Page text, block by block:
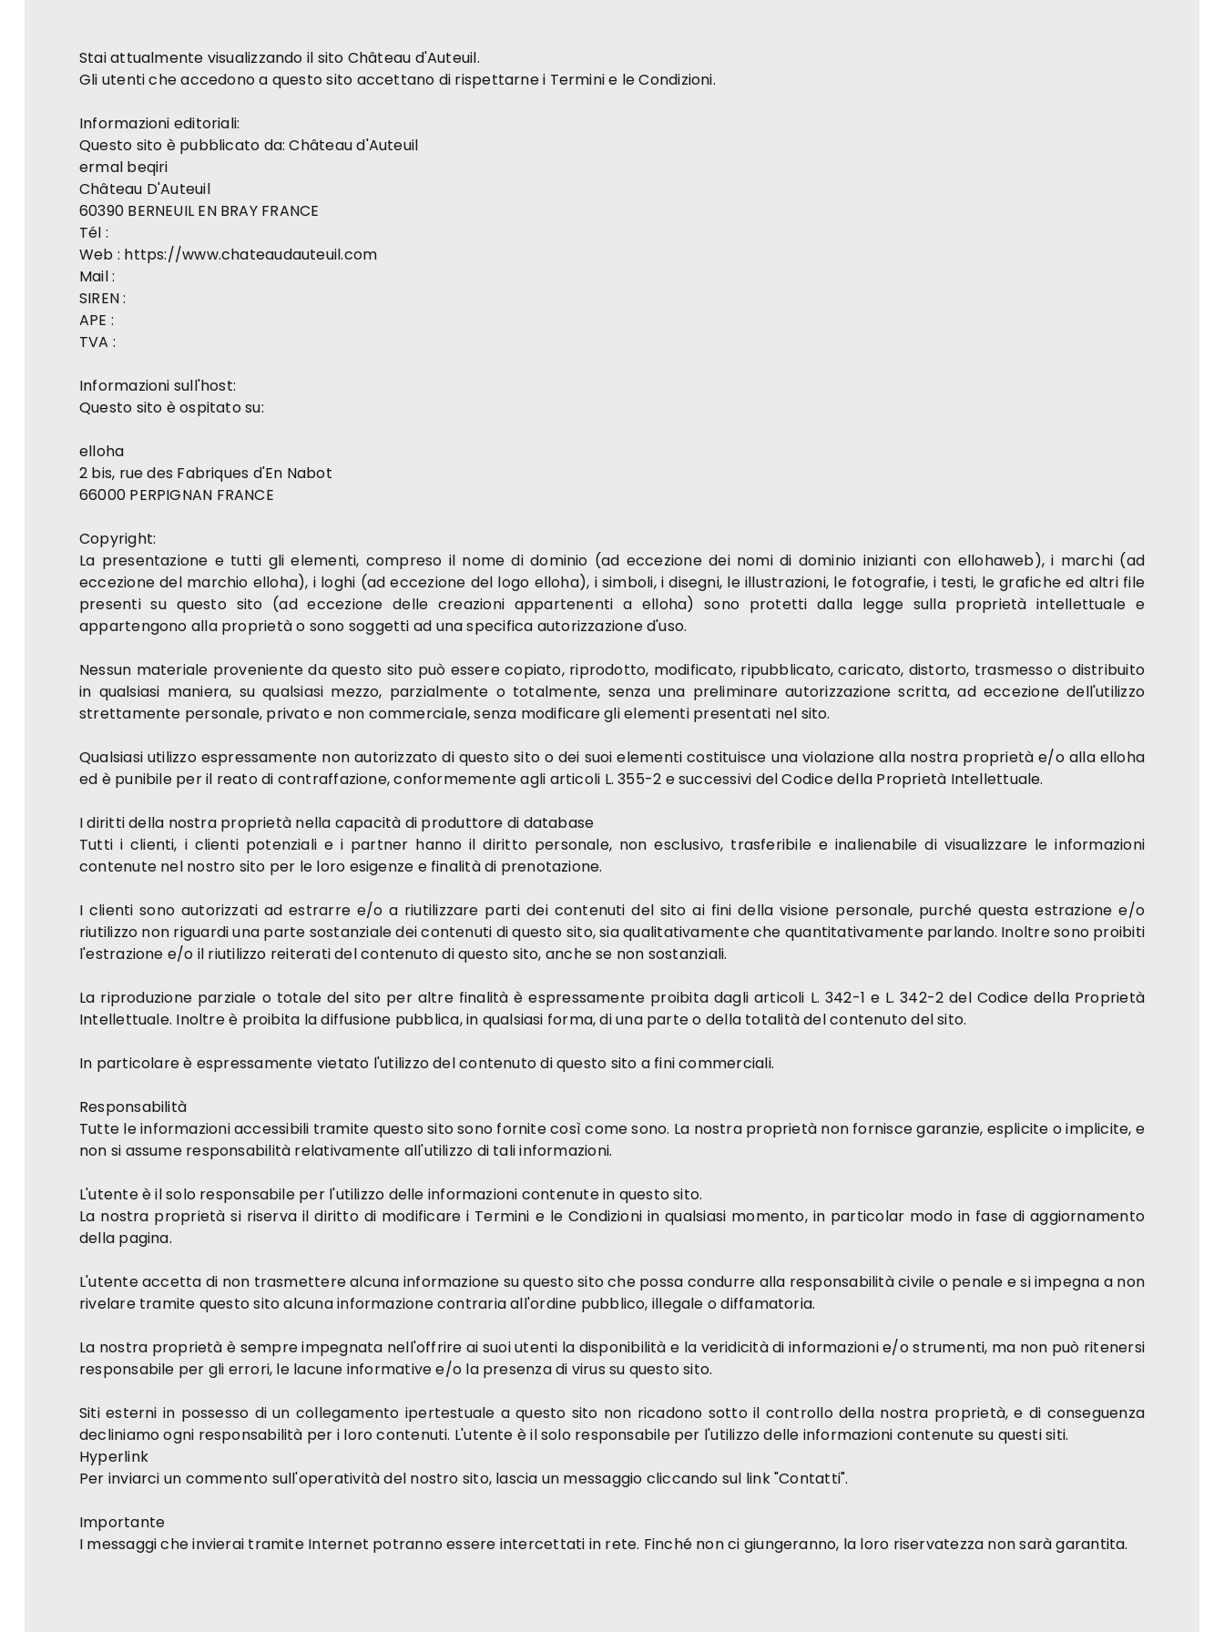
Stai attualmente visualizzando il sito Château d'Auteuil.
Gli utenti che accedono a questo sito accettano di rispettarne i Termini e le Condizioni.
Informazioni editoriali:
Questo sito è pubblicato da: Château d'Auteuil
ermal beqiri
Château D'Auteuil
60390 BERNEUIL EN BRAY FRANCE
Tél :
Web : https://www.chateaudauteuil.com
Mail :
SIREN :
APE :
TVA :
Informazioni sull'host:
Questo sito è ospitato su:
elloha
2 bis, rue des Fabriques d'En Nabot
66000 PERPIGNAN FRANCE
Copyright:
La presentazione e tutti gli elementi, compreso il nome di dominio (ad eccezione dei nomi di dominio inizianti con ellohaweb), i marchi (ad
eccezione del marchio elloha), i loghi (ad eccezione del logo elloha), i simboli, i disegni, le illustrazioni, le fotografie, i testi, le grafiche ed altri file
presenti su questo sito (ad eccezione delle creazioni appartenenti a elloha) sono protetti dalla legge sulla proprietà intellettuale e
appartengono alla proprietà o sono soggetti ad una specifica autorizzazione d'uso.
Nessun materiale proveniente da questo sito può essere copiato, riprodotto, modificato, ripubblicato, caricato, distorto, trasmesso o distribuito
in qualsiasi maniera, su qualsiasi mezzo, parzialmente o totalmente, senza una preliminare autorizzazione scritta, ad eccezione dell'utilizzo
strettamente personale, privato e non commerciale, senza modificare gli elementi presentati nel sito.
Qualsiasi utilizzo espressamente non autorizzato di questo sito o dei suoi elementi costituisce una violazione alla nostra proprietà e/o alla elloha
ed è punibile per il reato di contraffazione, conformemente agli articoli L. 355-2 e successivi del Codice della Proprietà Intellettuale.
I diritti della nostra proprietà nella capacità di produttore di database
Tutti i clienti, i clienti potenziali e i partner hanno il diritto personale, non esclusivo, trasferibile e inalienabile di visualizzare le informazioni
contenute nel nostro sito per le loro esigenze e finalità di prenotazione.
I clienti sono autorizzati ad estrarre e/o a riutilizzare parti dei contenuti del sito ai fini della visione personale, purché questa estrazione e/o
riutilizzo non riguardi una parte sostanziale dei contenuti di questo sito, sia qualitativamente che quantitativamente parlando. Inoltre sono proibiti
l'estrazione e/o il riutilizzo reiterati del contenuto di questo sito, anche se non sostanziali.
La riproduzione parziale o totale del sito per altre finalità è espressamente proibita dagli articoli L. 342-1 e L. 342-2 del Codice della Proprietà
Intellettuale. Inoltre è proibita la diffusione pubblica, in qualsiasi forma, di una parte o della totalità del contenuto del sito.
In particolare è espressamente vietato l'utilizzo del contenuto di questo sito a fini commerciali.
Responsabilità
Tutte le informazioni accessibili tramite questo sito sono fornite così come sono. La nostra proprietà non fornisce garanzie, esplicite o implicite, e
non si assume responsabilità relativamente all'utilizzo di tali informazioni.
L'utente è il solo responsabile per l'utilizzo delle informazioni contenute in questo sito.
La nostra proprietà si riserva il diritto di modificare i Termini e le Condizioni in qualsiasi momento, in particolar modo in fase di aggiornamento
della pagina.
L'utente accetta di non trasmettere alcuna informazione su questo sito che possa condurre alla responsabilità civile o penale e si impegna a non
rivelare tramite questo sito alcuna informazione contraria all'ordine pubblico, illegale o diffamatoria.
La nostra proprietà è sempre impegnata nell'offrire ai suoi utenti la disponibilità e la veridicità di informazioni e/o strumenti, ma non può ritenersi
responsabile per gli errori, le lacune informative e/o la presenza di virus su questo sito.
Siti esterni in possesso di un collegamento ipertestuale a questo sito non ricadono sotto il controllo della nostra proprietà, e di conseguenza
decliniamo ogni responsabilità per i loro contenuti. L'utente è il solo responsabile per l'utilizzo delle informazioni contenute su questi siti.
Hyperlink
Per inviarci un commento sull'operatività del nostro sito, lascia un messaggio cliccando sul link "Contatti".
Importante
I messaggi che invierai tramite Internet potranno essere intercettati in rete. Finché non ci giungeranno, la loro riservatezza non sarà garantita.